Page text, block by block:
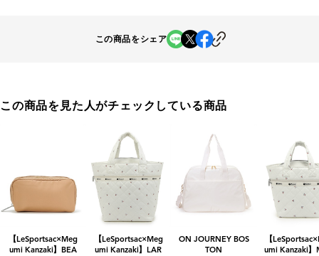
この商品をシェア
この商品を見た人がチェックしている商品
【LeSportsac×Meg
umi Kanzaki】BEA
【LeSportsac×Meg
umi Kanzaki】LAR
ON JOURNEY BOS
TON
【
umi Kanzaki】